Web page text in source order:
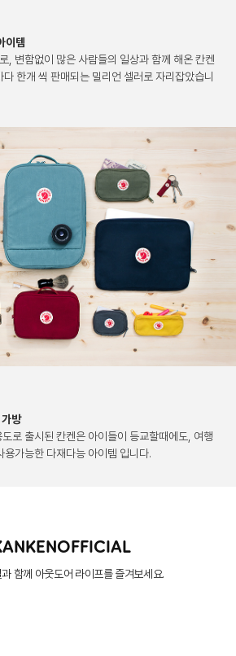
이템
, 변함없이 많은 사람들의 일상과 함께 해온 칸켄
다 한개 씩 판매되는 밀리언 셀러로 자리잡았습니
방
로 출시된 칸켄은 아이들이 등교할때에도, 여행
용가능한 다재다능 아이템 입니다.
함께 아웃도어 라이프를 즐겨보세요.